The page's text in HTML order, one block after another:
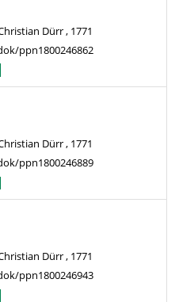
Dürr , 1771
ppn1800246862
Dürr , 1771
ppn1800246889
Dürr , 1771
ppn1800246943